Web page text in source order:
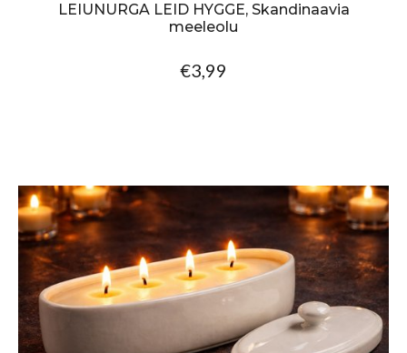
LEIUNURGA LEID HYGGE, Skandinaavia
meeleolu
€3,99